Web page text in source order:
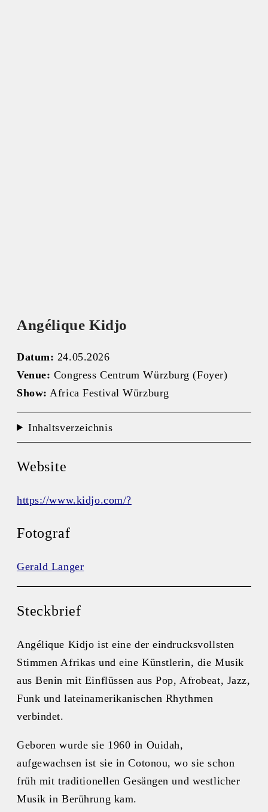
Angélique Kidjo
Datum: 24.05.2026
Venue: Congress Centrum Würzburg (Foyer)
Show: Africa Festival Würzburg
Inhaltsverzeichnis
Website
https://www.kidjo.com/?
Fotograf
Gerald Langer
Steckbrief
Angélique Kidjo ist eine der eindrucksvollsten
Stimmen Afrikas und eine Künstlerin, die Musik
aus Benin mit Einflüssen aus Pop, Afrobeat, Jazz,
Funk und lateinamerikanischen Rhythmen
verbindet.
Geboren wurde sie 1960 in Ouidah,
aufgewachsen ist sie in Cotonou, wo sie schon
früh mit traditionellen Gesängen und westlicher
Musik in Berührung kam.